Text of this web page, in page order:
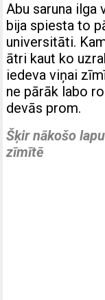
Abu saruna ilga
bija spiesta to
universitāti.
ātri kaut ko
iedeva viņai
ne pārāk labo
devās prom.
Šķir nākošo
zīmītē